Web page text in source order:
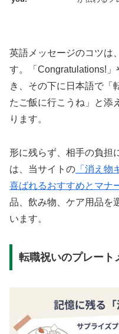
英語メッセージのコツは、
す。「Congratulations!
き、その下に日本語で「
たご飯に行こうね」と添
ります。
形に残らず、相手の負担
は、当サイトの 「消え
喜ばれるおすすめとマナ
品、飲み物、ケア用品を
います。
転職祝いのプレート